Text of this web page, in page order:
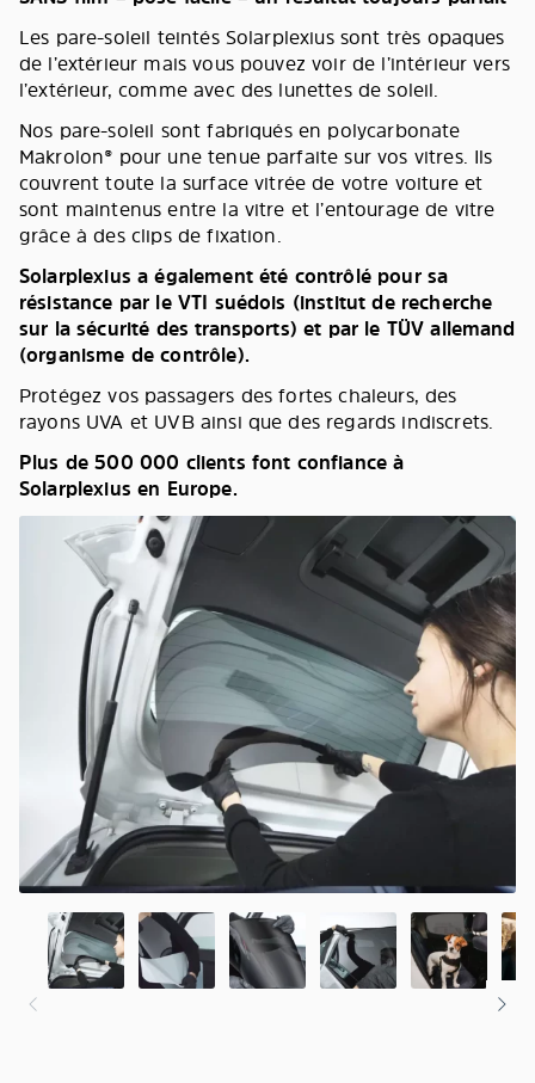
Les pare-soleil teintés Solarplexius sont très opaques
de l’extérieur mais vous pouvez voir de l’intérieur vers
l’extérieur, comme avec des lunettes de soleil.
Nos pare-soleil sont fabriqués en polycarbonate
Makrolon® pour une tenue parfaite sur vos vitres. Ils
couvrent toute la surface vitrée de votre voiture et
sont maintenus entre la vitre et l’entourage de vitre
grâce à des clips de fixation.
Solarplexius a également été contrôlé pour sa
résistance par le VTI suédois (institut de recherche
sur la sécurité des transports) et par le TÜV allemand
(organisme de contrôle).
Protégez vos passagers des fortes chaleurs, des
rayons UVA et UVB ainsi que des regards indiscrets.
Plus de 500 000 clients font confiance à
Solarplexius en Europe.